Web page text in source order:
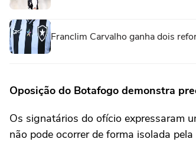
Franclim Carvalho ganha dois
Oposição do Botafogo demonstra
Os signatários do ofício expressaram
não pode ocorrer de forma isolada